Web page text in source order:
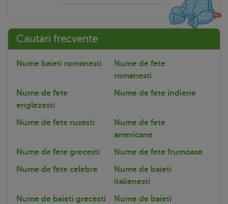
Cautari frecvente
Nume baieti romanesti
Nume de fete
romanesti
Nume de fete
englezesti
Nume de fete indiene
Nume de fete rusesti
Nume de fete
americane
Nume de fete grecesti
Nume de fete frumoase
Nume de fete celebre
Nume de baieti
italienesti
Nume de baieti grecesti
Nume de baieti